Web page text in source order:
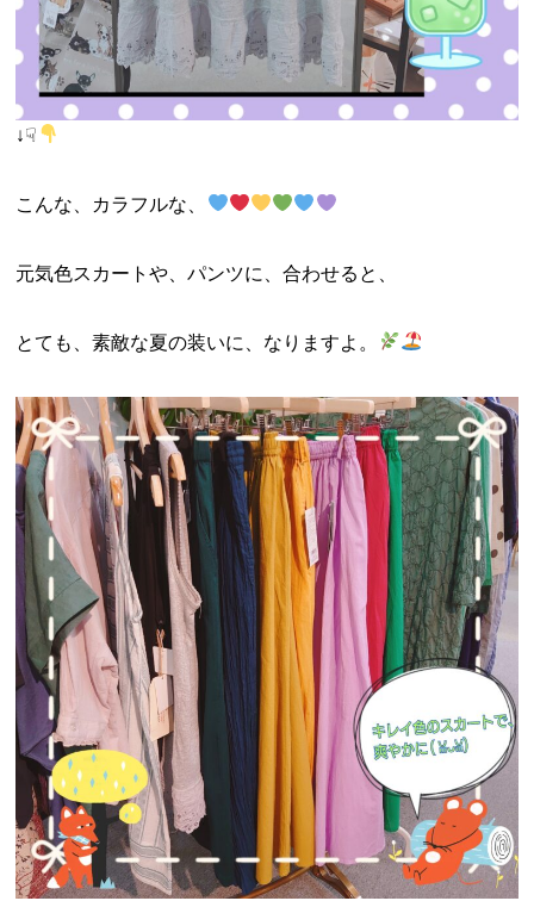
↓☟
こんな、カラフルな、
元気色スカートや、パンツに、合わせると、
とても、素敵な夏の装いに、なりますよ。